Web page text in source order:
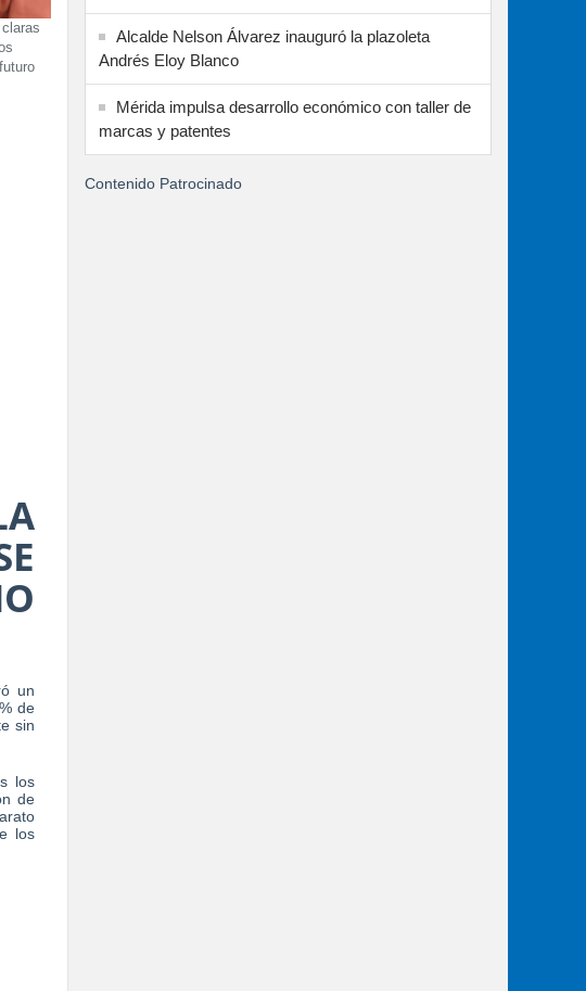
un
de
sin
los
de
los
Alcalde Nelson Álvarez inauguró la plazoleta
Andrés Eloy Blanco
Mérida impulsa desarrollo económico con taller de
marcas y patentes
Contenido Patrocinado